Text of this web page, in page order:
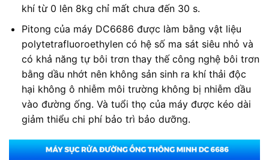
khí từ 0 lên 8kg chỉ mất chưa đến 30 s.
Pitong của máy DC6686 được làm bằng vật liệu
polytetrafluoroethylen có hệ số ma sát siêu nhỏ và
có khả năng tự bôi trơn thay thế công nghệ bôi trơn
bằng dầu nhớt nên không sản sinh ra khí thải độc
hại không ô nhiễm môi trường không bị nhiễm dầu
vào đường ống. Và tuổi thọ của máy được kéo dài
giảm thiểu chi phí bảo trì bảo dưỡng.